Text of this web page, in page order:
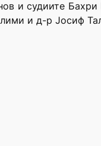
и судиите
и д-р Јосиф